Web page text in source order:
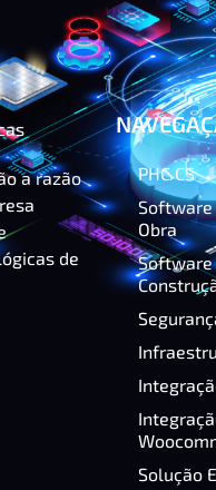
a razão
de
PHC CS
Software
Obra
Software
Solução